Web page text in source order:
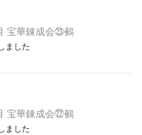
宝華錬成会㉓鵺
ました
宝華錬成会㉒鵺
ました